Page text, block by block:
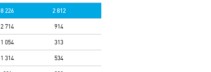
8 226 2 812
2 714 914
1 054 313
1 314 534